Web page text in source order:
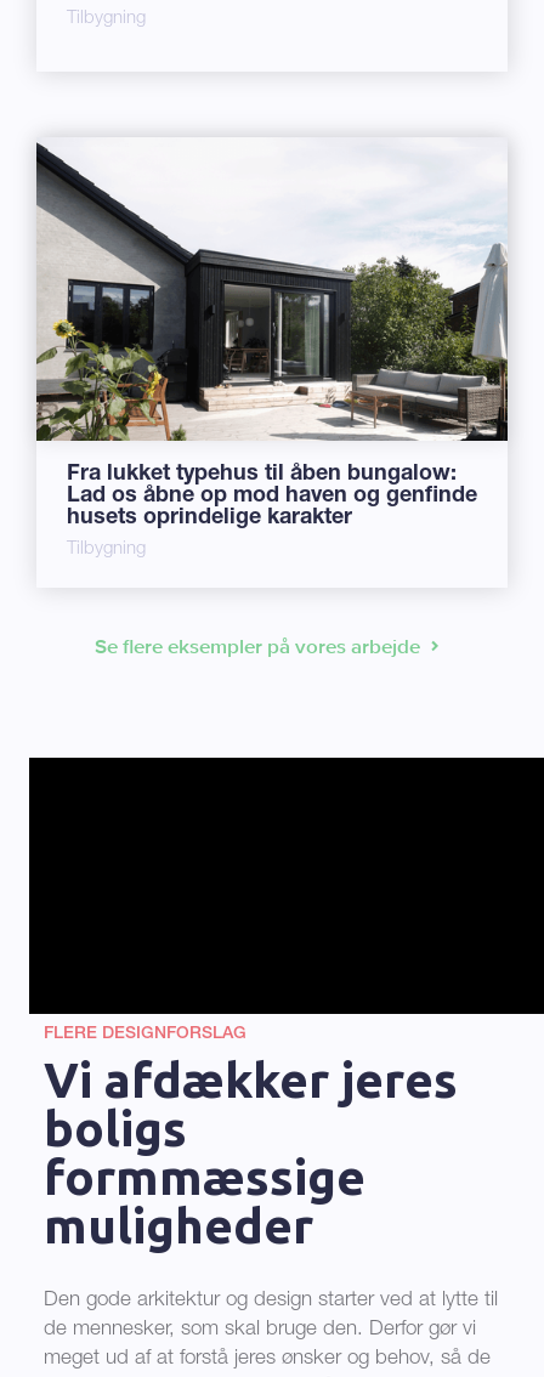
Tilbygning
Fra lukket typehus til åben bungalow:
Lad os åbne op mod haven og genfinde
husets oprindelige karakter
Tilbygning
Se flere eksempler på vores arbejde
FLERE DESIGNFORSLAG
Vi afdækker jeres
boligs
formmæssige
muligheder
Den gode arkitektur og design starter ved at lytte til
de mennesker, som skal bruge den. Derfor gør vi
meget ud af at forstå jeres ønsker og behov, så de